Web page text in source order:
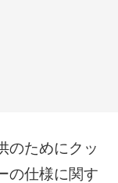
のためにクッ
の仕様に関す